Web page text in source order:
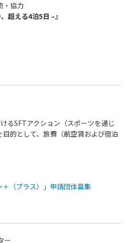
・協力
超える4泊5日 –』
るSFTアクション（スポーツを通じ
目的として、 旅費（航空賃および宿泊
（プラス）」申請団体募集
ー